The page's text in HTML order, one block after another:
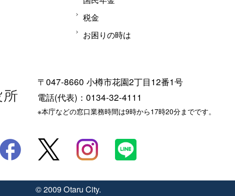
税金
お困りの時は
〒047-8660 小樽市花園2丁目12番1号
電話(代表)：0134-32-4111
※本庁などの窓口業務時間は9時から17時20分までです。
© 2009 Otaru City.